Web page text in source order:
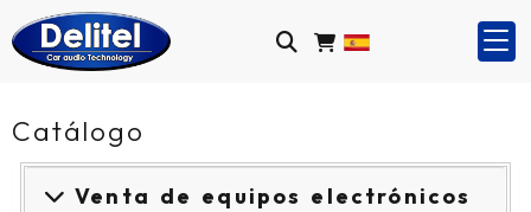
Catálogo
Venta de equipos electrónicos